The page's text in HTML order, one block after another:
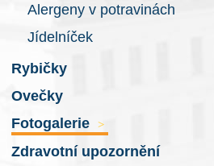
Alergeny v potravinách
Jídelníček
Rybičky
Ovečky
Fotogalerie
>
Zdravotní upozornění